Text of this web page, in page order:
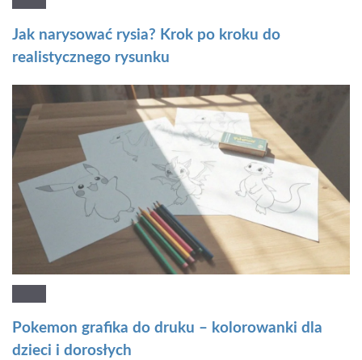
Jak narysować rysia? Krok po kroku do
realistycznego rysunku
Pokemon grafika do druku – kolorowanki dla
dzieci i dorosłych